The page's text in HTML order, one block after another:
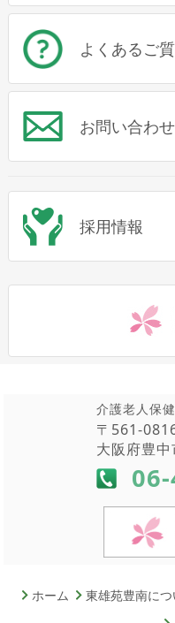
よくあるご
お問い合わせ
採用情報
介護老人保
〒561-
大阪府豊
ホーム 東雄苑豊南につ